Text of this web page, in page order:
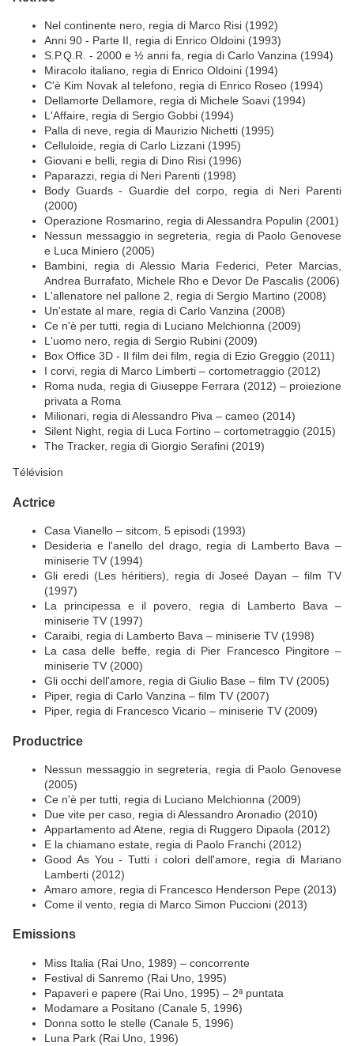
Nel continente nero, regia di Marco Risi (1992)
Anni 90 - Parte II, regia di Enrico Oldoini (1993)
S.P.Q.R. - 2000 e ½ anni fa, regia di Carlo Vanzina (1994)
Miracolo italiano, regia di Enrico Oldoini (1994)
C'è Kim Novak al telefono, regia di Enrico Roseo (1994)
Dellamorte Dellamore, regia di Michele Soavi (1994)
L'Affaire, regia di Sergio Gobbi (1994)
Palla di neve, regia di Maurizio Nichetti (1995)
Celluloide, regia di Carlo Lizzani (1995)
Giovani e belli, regia di Dino Risi (1996)
Paparazzi, regia di Neri Parenti (1998)
Body Guards - Guardie del corpo, regia di Neri Parenti
(2000)
Operazione Rosmarino, regia di Alessandra Populin (2001)
Nessun messaggio in segreteria, regia di Paolo Genovese
e Luca Miniero (2005)
Bambini, regia di Alessio Maria Federici, Peter Marcias,
Andrea Burrafato, Michele Rho e Devor De Pascalis (2006)
L'allenatore nel pallone 2, regia di Sergio Martino (2008)
Un'estate al mare, regia di Carlo Vanzina (2008)
Ce n'è per tutti, regia di Luciano Melchionna (2009)
L'uomo nero, regia di Sergio Rubini (2009)
Box Office 3D - Il film dei film, regia di Ezio Greggio (2011)
I corvi, regia di Marco Limberti – cortometraggio (2012)
Roma nuda, regia di Giuseppe Ferrara (2012) – proiezione
privata a Roma
Milionari, regia di Alessandro Piva – cameo (2014)
Silent Night, regia di Luca Fortino – cortometraggio (2015)
The Tracker, regia di Giorgio Serafini (2019)
Télévision
Actrice
Casa Vianello – sitcom, 5 episodi (1993)
Desideria e l'anello del drago, regia di Lamberto Bava –
miniserie TV (1994)
Gli eredi (Les héritiers), regia di Joseé Dayan – film TV
(1997)
La principessa e il povero, regia di Lamberto Bava –
miniserie TV (1997)
Caraibi, regia di Lamberto Bava – miniserie TV (1998)
La casa delle beffe, regia di Pier Francesco Pingitore –
miniserie TV (2000)
Gli occhi dell'amore, regia di Giulio Base – film TV (2005)
Piper, regia di Carlo Vanzina – film TV (2007)
Piper, regia di Francesco Vicario – miniserie TV (2009)
Productrice
Nessun messaggio in segreteria, regia di Paolo Genovese
(2005)
Ce n'è per tutti, regia di Luciano Melchionna (2009)
Due vite per caso, regia di Alessandro Aronadio (2010)
Appartamento ad Atene, regia di Ruggero Dipaola (2012)
E la chiamano estate, regia di Paolo Franchi (2012)
Good As You - Tutti i colori dell'amore, regia di Mariano
Lamberti (2012)
Amaro amore, regia di Francesco Henderson Pepe (2013)
Come il vento, regia di Marco Simon Puccioni (2013)
Emissions
Miss Italia (Rai Uno, 1989) – concorrente
Festival di Sanremo (Rai Uno, 1995)
Papaveri e papere (Rai Uno, 1995) – 2ª puntata
Modamare a Positano (Canale 5, 1996)
Donna sotto le stelle (Canale 5, 1996)
Luna Park (Rai Uno, 1996)